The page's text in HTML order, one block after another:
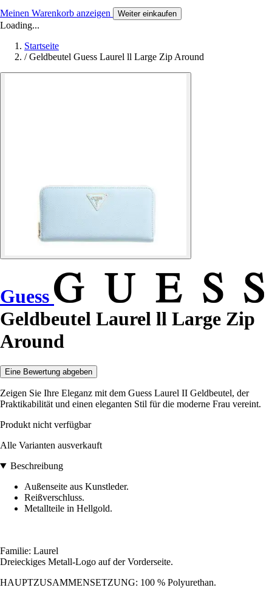
Meinen Warenkorb anzeigen Weiter einkaufen
Loading...
Startseite
/ Geldbeutel Guess Laurel ll Large Zip Around
Guess
Geldbeutel Laurel ll Large Zip
Around
Eine Bewertung abgeben
Zeigen Sie Ihre Eleganz mit dem Guess Laurel II Geldbeutel, der
Praktikabilität und einen eleganten Stil für die moderne Frau vereint.
Produkt nicht verfügbar
Alle Varianten ausverkauft
Beschreibung
Außenseite aus Kunstleder.
Reißverschluss.
Metallteile in Hellgold.
Familie: Laurel
Dreieckiges Metall-Logo auf der Vorderseite.
HAUPTZUSAMMENSETZUNG: 100 % Polyurethan.